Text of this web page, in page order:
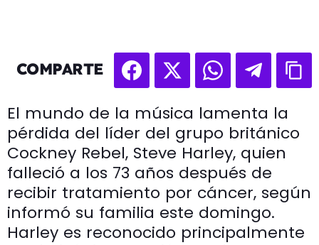
COMPARTE
El mundo de la música lamenta la
pérdida del líder del grupo británico
Cockney Rebel, Steve Harley, quien
falleció a los 73 años después de
recibir tratamiento por cáncer, según
informó su familia este domingo.
Harley es reconocido principalmente